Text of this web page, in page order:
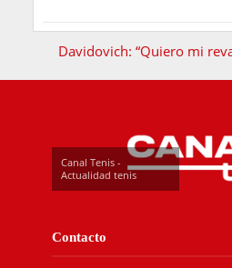
Davidovich: “Quiero mi
Canal Tenis -
Actualidad tenis
Contacto